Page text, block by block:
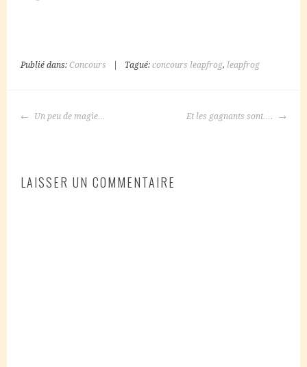
Publié dans:Concours Tagué:concours leapfrog, leapfrog
NAVIGATION
Un peu de magie… Et les gagnants sont….
LAISSER UN COMMENTAIRE